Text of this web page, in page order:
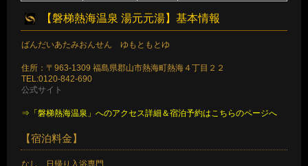
【磐梯熱海温泉 湯元元湯】基本情報
ばんだいあたみおんせん ゆもともとゆ
住所：〒963-1309 福島県郡山市熱海町熱海４丁目２２
TEL:0120-842-690
公式サイト
⇒「磐梯熱海温泉」へのアクセス詳細＆宿泊予約はこちらのページへ
【宿泊料金】
なし 日帰り入浴専門